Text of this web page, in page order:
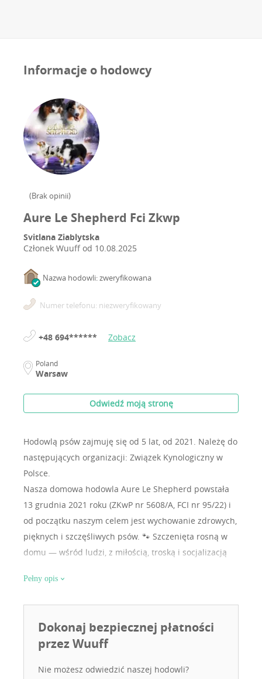
Informacje o hodowcy
(Brak opinii)
Aure Le Shepherd Fci Zkwp
Svitlana Ziablytska
Członek Wuuff od 10.08.2025
Nazwa hodowli: zweryfikowana
Numer telefonu: niezweryfikowany
+48 694****** Zobacz
Poland
Warsaw
Odwiedź moją stronę
Hodowlą psów zajmuję się od 5 lat, od 2021. Należę do
następujących organizacji: Związek Kynologiczny w
Polsce.
Nasza domowa hodowla Aure Le Shepherd powstała
13 grudnia 2021 roku (ZKwP nr 5608/A, FCI nr 95/22) i
od początku naszym celem jest wychowanie zdrowych,
pięknych i szczęśliwych psów. 🐾 Szczenięta rosną w
domu — wśród ludzi, z miłością, troską i socjalizacją
chorób genetycznych, z rodowodami z Francji,
każdej rodziny. 💛 Jeśli marzysz o owczarku
australijskim, który będzie Twoim najlepszym
Pełny opis
Dokonaj bezpiecznej płatności
przez Wuuff
Nie możesz odwiedzić naszej hodowli?